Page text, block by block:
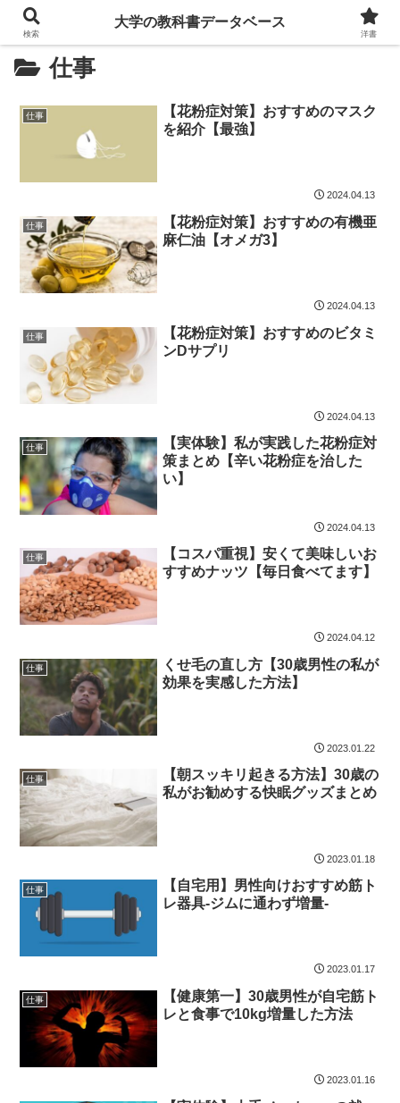
仕事
仕事
【花粉症対策】おすすめのマスク
を紹介【最強】
2024.04.13
仕事
【花粉症対策】おすすめの有機亜
麻仁油【オメガ3】
2024.04.13
仕事
【花粉症対策】おすすめのビタミ
ンDサプリ
2024.04.13
仕事
【実体験】私が実践した花粉症対
策まとめ【辛い花粉症を治した
い】
2024.04.13
仕事
【コスパ重視】安くて美味しいお
すすめナッツ【毎日食べてます】
2024.04.12
仕事
くせ毛の直し方【30歳男性の私が
効果を実感した方法】
2023.01.22
仕事
【朝スッキリ起きる方法】30歳の
私がお勧めする快眠グッズまとめ
2023.01.18
仕事
【自宅用】男性向けおすすめ筋ト
レ器具-ジムに通わず増量-
2023.01.17
仕事
【健康第一】30歳男性が自宅筋ト
レと食事で10kg増量した方法
2023.01.16
検索
大学の教科書データベース
洋書